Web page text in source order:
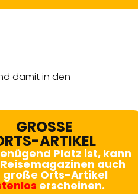
damit in den
GROSSE
ARTIKEL
Platz ist, kann
auch
große Orts-Artikel
erscheinen.